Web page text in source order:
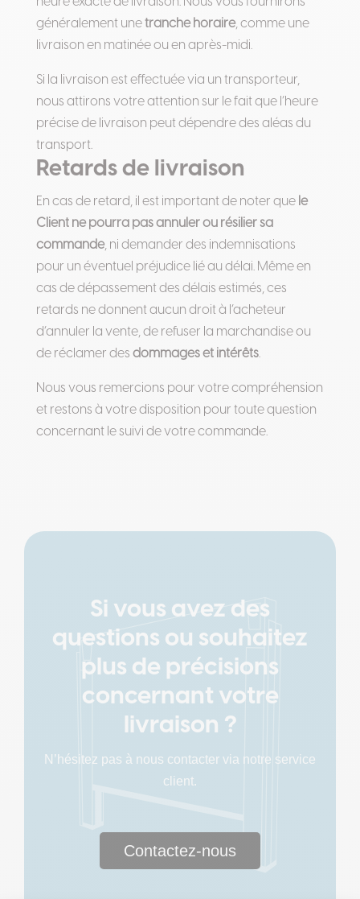
généralement unetranche horaire, comme une
livraison en matinée ou en après-midi.
Si la livraison est effectuée via un transporteur,
nous attirons votre attention sur le fait que l’heure
précise de livraison peut dépendre des aléas du
transport.
Retards de livraison
En cas de retard, il est important de noter que le
Client ne pourra pas annuler ou résilier sa
commande, ni demander des indemnisations
pour un éventuel préjudice lié au délai. Même en
cas de dépassement des délais estimés, ces
retards ne donnent aucun droit à l’acheteur
d’annuler la vente, de refuser la marchandise ou
de réclamer des dommages et intérêts.
Nous vous remercions pour votre compréhension
et restons à votre disposition pour toute question
concernant le suivi de votre commande.
Si vous avez des
questions ou souhaitez
plus de précisions
concernant votre
livraison ?
N’hésitez pas à nous contacter via notre service
client.
Contactez-nous